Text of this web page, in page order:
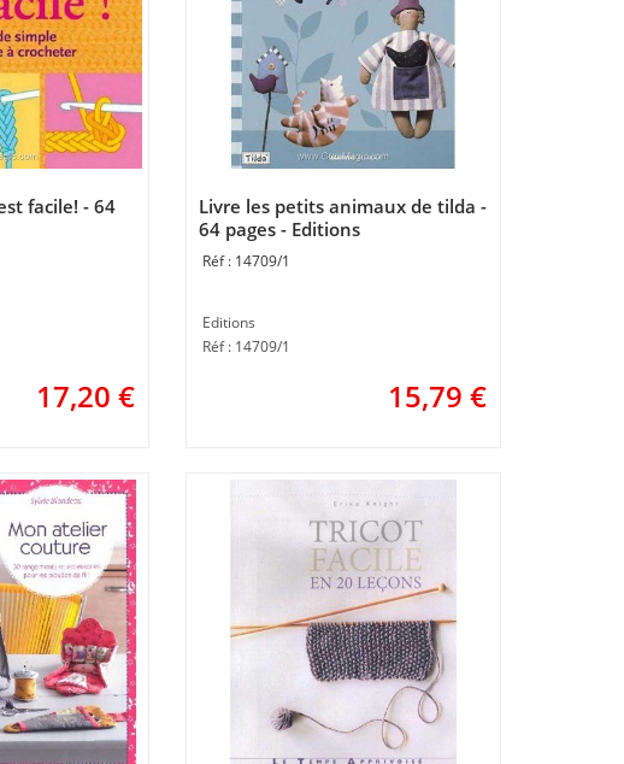
facile! - 64
17,20 €
Livre les petits animaux de tilda -
64 pages - Editions
14709/1
Editions
Réf : 14709/1
15,79 €